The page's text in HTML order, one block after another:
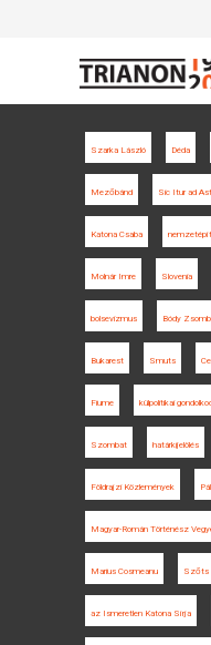
Szarka László Déda
Mezőbánd Sic Itur ad
Katona Csaba
Molnár Imre Slovenia
bolsevizmus Bódy
Bukarest Smuts
Fiume külpolitikai
Szombat határkijelölés
Földrajzi Közlemények
Magyar-Román Történész
Marius Cosmeanu Szőts
az Ismeretlen Katona Sírja